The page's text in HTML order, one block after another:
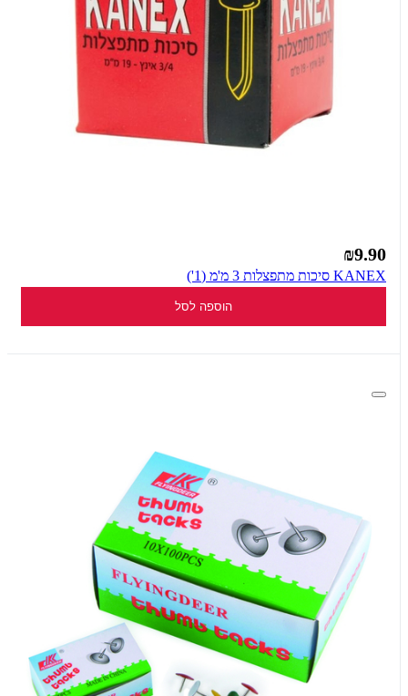
₪9.90
KANEX סיכות מתפצלות 3 מ'מ (1')
הוספה לסל